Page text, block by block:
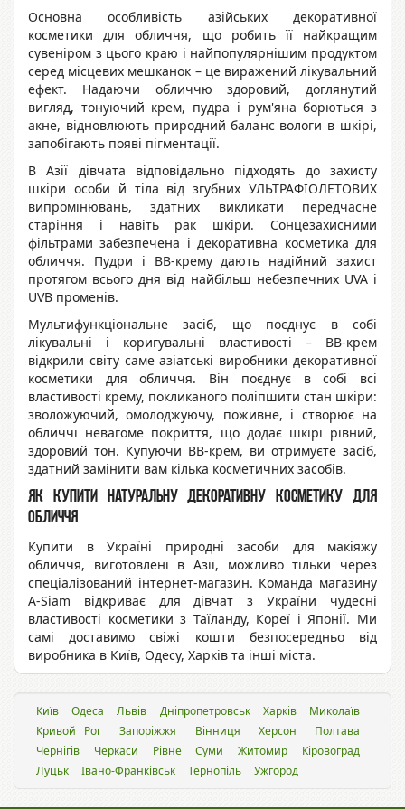
Основна особливість азійських декоративної
косметики для обличчя, що робить її найкращим
сувеніром з цього краю і найпопулярнішим продуктом
серед місцевих мешканок – це виражений лікувальний
ефект. Надаючи обличчю здоровий, доглянутий
вигляд, тонуючий крем, пудра і рум'яна борються з
акне, відновлюють природний баланс вологи в шкірі,
запобігають появі пігментації.
В Азії дівчата відповідально підходять до захисту
шкіри особи й тіла від згубних УЛЬТРАФІОЛЕТОВИХ
випромінювань, здатних викликати передчасне
старіння і навіть рак шкіри. Сонцезахисними
фільтрами забезпечена і декоративна косметика для
обличчя. Пудри і ВВ-крему дають надійний захист
протягом всього дня від найбільш небезпечних UVA і
UVB променів.
Мультифункціональне засіб, що поєднує в собі
лікувальні і коригувальні властивості – ВВ-крем
відкрили світу саме азіатські виробники декоративної
косметики для обличчя. Він поєднує в собі всі
властивості крему, покликаного поліпшити стан шкіри:
зволожуючий, омолоджуючу, поживне, і створює на
обличчі невагоме покриття, що додає шкірі рівний,
здоровий тон. Купуючи ВВ-крем, ви отримуєте засіб,
здатний замінити вам кілька косметичних засобів.
Як купити натуральну декоративну косметику для
обличчя
Купити в Україні природні засоби для макіяжу
обличчя, виготовлені в Азії, можливо тільки через
спеціалізований інтернет-магазин. Команда магазину
A-Siam відкриває для дівчат з України чудесні
властивості косметики з Таїланду, Кореї і Японії. Ми
самі доставимо свіжі кошти безпосередньо від
виробника в Київ, Одесу, Харків та інші міста.
Київ Одеса Львiв Дніпропетровськ Харків
Миколаїв
Кривой Рог
Запоріжжя Вінниця Херсон
Полтава
Чернігів
Черкаси Рівне Суми Житомир
Кіровоград
Луцьк
Івано-Франківськ Тернопіль Ужгород